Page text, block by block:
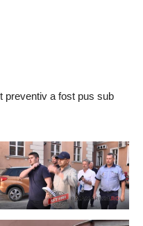
preventiv a fost pus sub